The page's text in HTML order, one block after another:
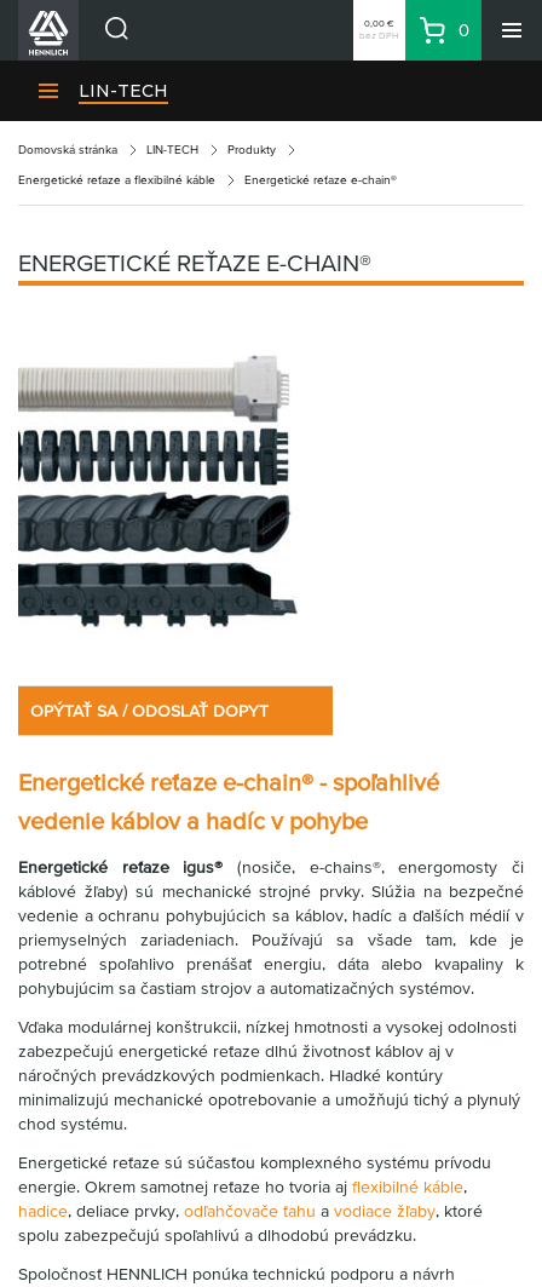
Divízie HENNLICH
Kariéra
Kontakty
Nákupný zoznam
Partner Zone
0,00 €
bez DPH
Košík
0
LIN-TECH
Domovská stránka LIN-TECH Produkty
Energetické reťaze a flexibilné káble Energetické reťaze e-chain®
ENERGETICKÉ REŤAZE E-CHAIN®
OPÝTAŤ SA / ODOSLAŤ DOPYT
Energetické reťaze e-chain® - spoľahlivé
vedenie káblov a hadíc v pohybe
Energetické reťaze igus® (nosiče, e-chains®, energomosty či
káblové žľaby) sú mechanické strojné prvky. Slúžia na bezpečné
vedenie a ochranu pohybujúcich sa káblov, hadíc a ďalších médií v
priemyselných zariadeniach. Používajú sa všade tam, kde je
potrebné spoľahlivo prenášať energiu, dáta alebo kvapaliny k
pohybujúcim sa častiam strojov a automatizačných systémov.
Vďaka modulárnej konštrukcii, nízkej hmotnosti a vysokej odolnosti
zabezpečujú energetické reťaze dlhú životnosť káblov aj v
náročných prevádzkových podmienkach. Hladké kontúry
minimalizujú mechanické opotrebovanie a umožňujú tichý a plynulý
chod systému.
Energetické reťaze sú súčasťou komplexného systému prívodu
energie. Okrem samotnej reťaze ho tvoria aj flexibilné káble,
hadice, deliace prvky, odľahčovače ťahu a vodiace žľaby, ktoré
spolu zabezpečujú spoľahlivú a dlhodobú prevádzku.
Spoločnosť HENNLICH ponúka technickú podporu a návrh